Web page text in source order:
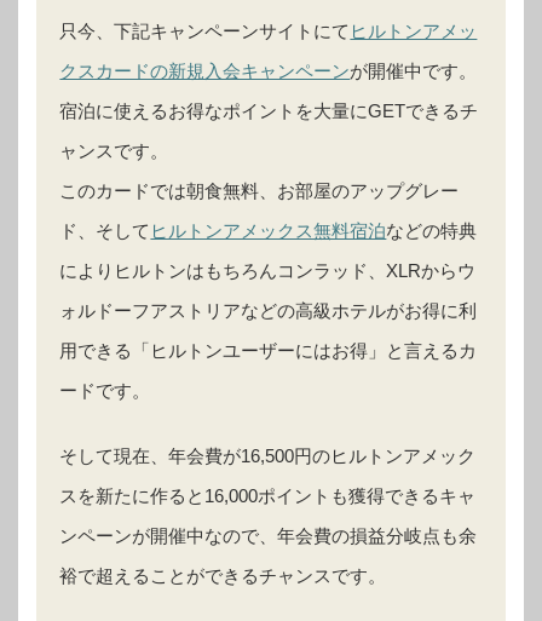
只今、下記キャンペーンサイトにて ヒルトンアメッ
クスカードの新規入会キャンペーンが開催中です。
宿泊に使えるお得なポイントを大量にGETできるチ
ャンスです。
このカードでは朝食無料、お部屋のアップグレー
ド、そして ヒルトンアメックス無料宿泊などの特典
によりヒルトンはもちろんコンラッド、XLRからウ
ォルドーフアストリアなどの高級ホテルがお得に利
用できる「ヒルトンユーザーにはお得」と言えるカ
ードです。
そして現在、年会費が16,500円のヒルトンアメック
スを新たに作ると16,000ポイントも獲得できるキャ
ンペーンが開催中なので、年会費の損益分岐点も余
裕で超えることができるチャンスです。